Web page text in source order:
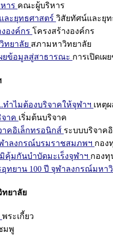
าร คณะผู้บริหาร
ละยุทธศาสตร์ วิสัยทัศน์และยุ
องค์กร โครงสร้างองค์กร
ทยาลัย สภามหาวิทยาลัย
ผยข้อมูลสู่สาธารณะ การเปิดเ
ทำไมต้องบริจาคให้จุฬาฯ เหตุ
จาค เริ่มต้นบริจาค
าคอิเล็กทรอนิกส์ ระบบบริจาค
าลงกรณ์บรมราชสมภพฯ กอง
คุ้มกันบำบัดมะเร็งจุฬาฯ กองทุ
อุทยาน 100 ปี จุฬาลงกรณ์มหา
ยาลัย
พระเกี้ยว
มพู